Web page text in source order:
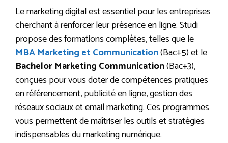
Le marketing digital est essentiel pour les entreprises
cherchant à renforcer leur présence en ligne. Studi
propose des formations complètes, telles que le
MBA Marketing et Communication(Bac+5) et le
Bachelor Marketing Communication(Bac+3),
conçues pour vous doter de compétences pratiques
en référencement, publicité en ligne, gestion des
réseaux sociaux et email marketing. Ces programmes
vous permettent de maîtriser les outils et stratégies
indispensables du marketing numérique.